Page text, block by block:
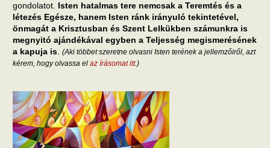
gondolatot. Isten hatalmas tere nemcsak a Teremtés és a
létezés Egésze, hanem Isten ránk irányuló tekintetével,
önmagát a Krisztusban és Szent Lelkükben számunkra is
megnyitó ajándékával egyben a Teljesség megismerésének
a kapuja is. (Aki többet szeretne olvasni Isten terének a jellemzőiről, azt
kérem, hogy olvassa el az írásomat itt.)